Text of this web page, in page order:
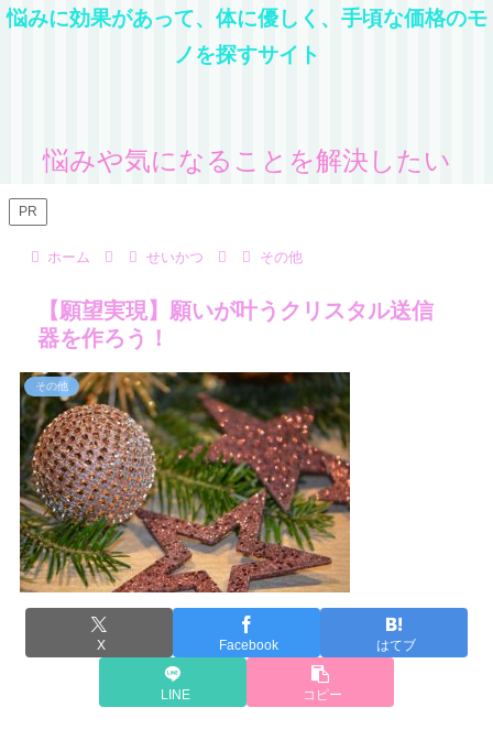
悩みに効果があって、体に優しく、手頃な価格のモ
ノを探すサイト
悩みや気になることを解決したい
PR
ホーム せいかつ その他
【願望実現】願いが叶うクリスタル送信
器を作ろう！
その他
X Facebook はてブ
LINE コピー